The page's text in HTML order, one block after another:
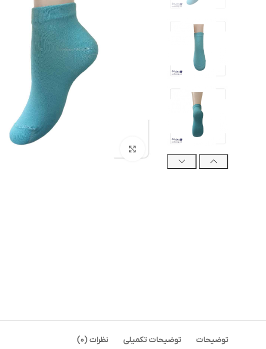
توضیحات توضیحات تکمیلی نظرات (0)